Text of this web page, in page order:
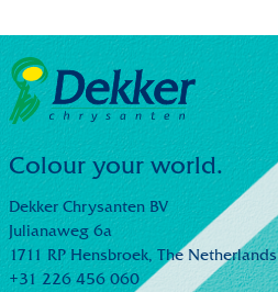
Colour your world.
Dekker Chrysanten BV
Julianaweg 6a
1711 RP Hensbroek, The Netherlands
+31 226 456 060